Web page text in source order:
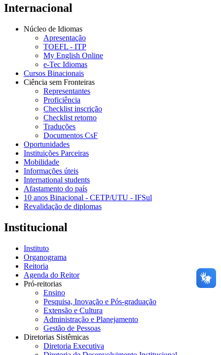
Internacional
Núcleo de Idiomas
Apresentação
TOEFL - ITP
My English Online
e-Tec Idiomas
Cursos Binacionais
Ciência sem Fronteiras
Representantes
Proficiência
Checklist inscrição
Checklist retorno
Traduções
Documentos CsF
Oportunidades
Instituições Parceiras
Mobilidade
Informações úteis
International students
Afastamento do país
10 anos Binacional - CETP/UTU - IFSul
Revalidação de diplomas
Institucional
Instituto
Organograma
Reitoria
Agenda do Reitor
Pró-reitorias
Ensino
Pesquisa, Inovação e Pós-graduação
Extensão e Cultura
Administração e Planejamento
Gestão de Pessoas
Diretorias Sistêmicas
Diretoria Executiva